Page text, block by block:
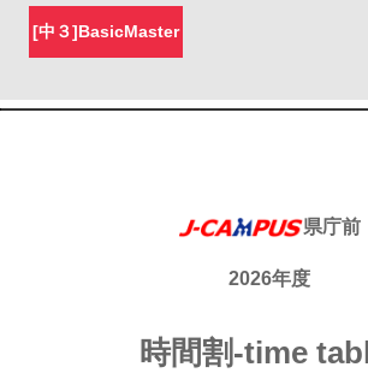
[中３]BasicMaster
県庁前
2026年度
時間割-time